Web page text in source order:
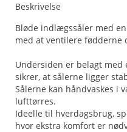
Beskrivelse
Bløde indlægssåler med
med at ventilere fødderne
Undersiden er belagt med
sikrer, at sålerne ligger
Sålerne kan håndvaskes i
lufttørres.
Ideelle til hverdagsbrug,
hvor ekstra komfort er